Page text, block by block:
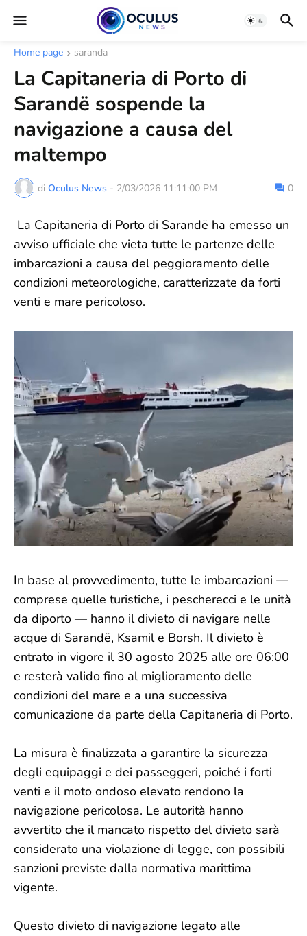
Home page saranda
La Capitaneria di Porto di
Sarandë sospende la
navigazione a causa del
maltempo
di Oculus News - 2/03/2026 11:11:00 PM 0
La Capitaneria di Porto di Sarandë ha emesso un
avviso ufficiale che vieta tutte le partenze delle
imbarcazioni a causa del peggioramento delle
condizioni meteorologiche, caratterizzate da forti
venti e mare pericoloso.
In base al provvedimento, tutte le imbarcazioni —
comprese quelle turistiche, i pescherecci e le unità
da diporto — hanno il divieto di navigare nelle
acque di Sarandë, Ksamil e Borsh. Il divieto è
entrato in vigore il 30 agosto 2025 alle ore 06:00
e resterà valido fino al miglioramento delle
condizioni del mare e a una successiva
comunicazione da parte della Capitaneria di Porto.
La misura è finalizzata a garantire la sicurezza
degli equipaggi e dei passeggeri, poiché i forti
venti e il moto ondoso elevato rendono la
navigazione pericolosa. Le autorità hanno
avvertito che il mancato rispetto del divieto sarà
considerato una violazione di legge, con possibili
sanzioni previste dalla normativa marittima
vigente.
Questo divieto di navigazione legato alle